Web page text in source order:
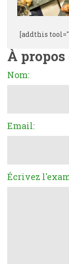
[addthis
À
Nom:
Email:
Écrivez